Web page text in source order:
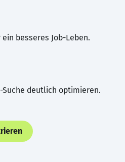
besseres Job-Leben.
Suche deutlich optimieren.